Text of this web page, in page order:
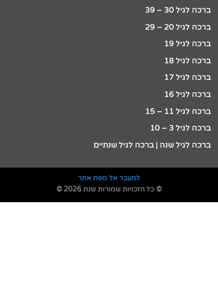
ברכה לגיל 30 – 39
ברכה לגיל 20 – 29
ברכה לגיל 19
ברכה לגיל 18
ברכה לגיל 17
ברכה לגיל 16
ברכה לגיל 11 – 15
ברכה לגיל 3 – 10
ברכה לגיל שנה | ברכה לגיל שנתיים
למעבר אל מפת אתר
© כל הזכויות שמורות שנת 2026 ©